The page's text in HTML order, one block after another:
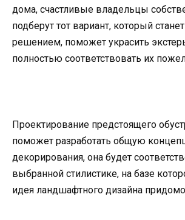
дома, счастливые владельцы
подберут тот вариант, который
решением, поможет украсить
полностью соответствовать их
Проектирование предстоящего
поможет разработать общую
декорирования, она будет
выбранной стилистике, на базе
идея ландшафтного дизайна